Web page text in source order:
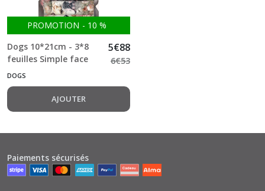
PROMOTION - 10 %
Dogs 10*21cm - 3*8
feuilles Simple face
200g Paper Favourites
5€88
6€53
DOGS
AJOUTER
Beautiful
Moments
Time
les
résultats
Paiements sécurisés